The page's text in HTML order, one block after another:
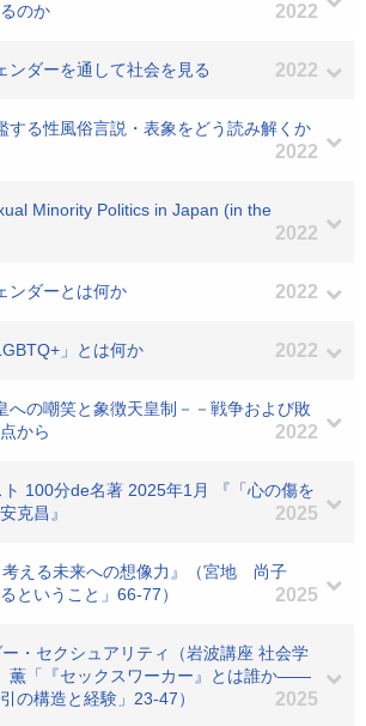
のか
2022
ンダーを通して社会を見る 2022
する性風俗言説・表象をどう読み解くか
2022
Minority Politics in Japan (in the
2022
ンダーとは何か 2022
」とは何か 2022
への嘲笑と象徴天皇制－－戦争および敗
から
2022
100分de名著 2025年1月 『「心の傷を
克昌』
2025
考える未来への想像力』（宮地 尚子
ということ」66-77）
2025
・セクシュアリティ（岩波講座 社会学
「『セックスワーカー』とは誰か――
の構造と経験」23-47）
2025